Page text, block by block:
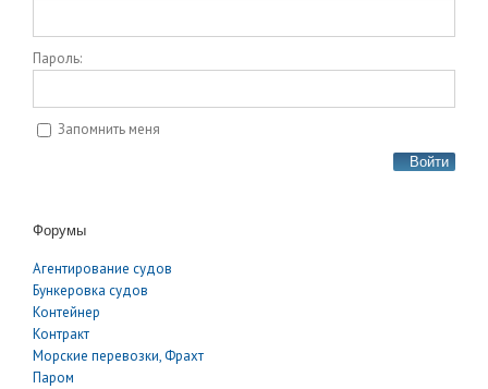
Пароль:
Запомнить меня
Войти
Форумы
Агентирование судов
Бункеровка судов
Контейнер
Контракт
Морские перевозки, Фрахт
Паром